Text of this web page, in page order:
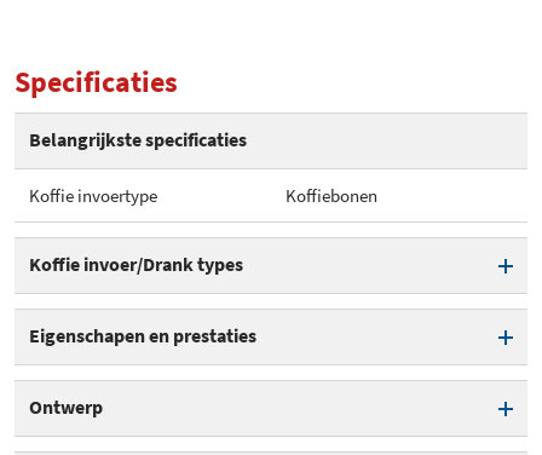
Specificaties
Belangrijkste specificaties
Koffie invoertype Koffiebonen
Koffie invoer/Drank types
Normale koffie
Eigenschapen en prestaties
Aantal kopjes per volle kan 10
Ontwerp